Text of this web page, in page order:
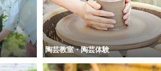
陶芸教室・陶芸体験